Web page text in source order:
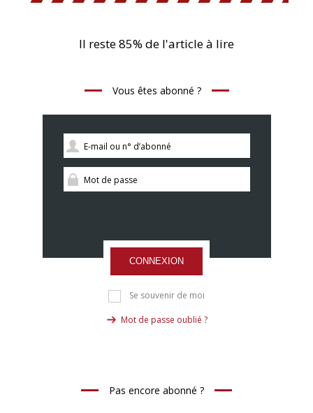
Il reste 85% de l'article à lire
Vous êtes abonné ?
CONNEXION
Se souvenir de moi
Mot de passe oublié ?
Pas encore abonné ?